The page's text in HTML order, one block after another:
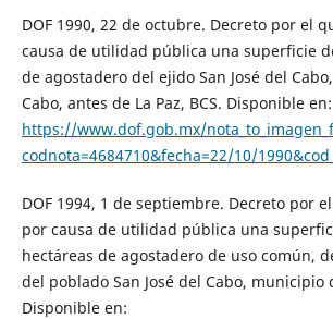
DOF 1990, 22 de octubre. Decreto por el
causa de utilidad pública una superficie
de agostadero del ejido San José del
Cabo, antes de La Paz, BCS. Disponible en:
https://www.dof.gob.mx/
codnota=4684710&fecha=22/10/
DOF 1994, 1 de septiembre. Decreto por
por causa de utilidad pública una
hectáreas de agostadero de uso común,
del poblado San José del Cabo, municipio
Disponible en: